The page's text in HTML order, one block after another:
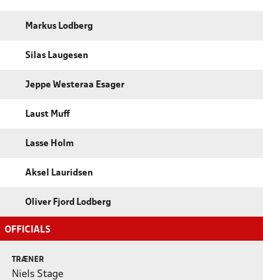
Markus Lodberg
Silas Laugesen
Jeppe Westeraa Esager
Laust Muff
Lasse Holm
Aksel Lauridsen
Oliver Fjord Lodberg
OFFICIALS
TRÆNER
Niels Stage